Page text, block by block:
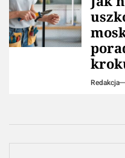
Redakcja